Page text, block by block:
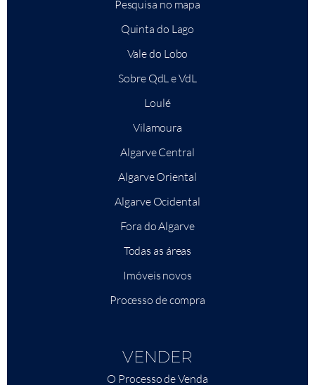
Pesquisa no mapa
Quinta do Lago
Vale do Lobo
Sobre QdL e VdL
Loulé
Vilamoura
Algarve Central
Algarve Oriental
Algarve Ocidental
Fora do Algarve
Todas as áreas
Imóveis novos
Processo de compra
VENDER
O Processo de Venda